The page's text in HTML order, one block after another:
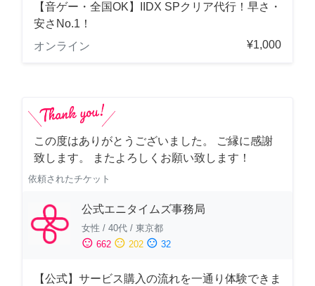
【音ゲー・全国OK】IIDX SPクリア代行！早さ・
安さNo.1！
オンライン
¥1,000
この度はありがとうございました。 ご縁に感謝
致します。 またよろしくお願い致します！
依頼されたチケット
公式エニタイムズ事務局
女性 / 40代 / 東京都
sentiment_satisfied 662 sentiment_neutral 202 sentiment_dissatisfied 32
【公式】サービス購入の流れを一通り体験できま